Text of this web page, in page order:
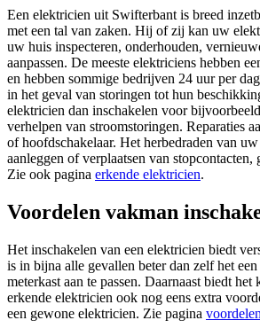
Een elektricien uit Swifterbant is breed
met een tal van zaken. Hij of zij kan uw
uw huis inspecteren, onderhouden,
aanpassen. De meeste elektriciens hebben
en hebben sommige bedrijven 24 uur per
in het geval van storingen tot hun
elektricien dan inschakelen voor
verhelpen van stroomstoringen. Reparaties
of hoofdschakelaar. Het herbedraden van
aanleggen of verplaatsen van stopcontacten,
Zie ook pagina erkende elektricien.
Voordelen vakman
Het inschakelen van een elektricien biedt
is in bijna alle gevallen beter dan zelf het
meterkast aan te passen. Daarnaast biedt het
erkende elektricien ook nog eens extra
een gewone elektricien. Zie pagina